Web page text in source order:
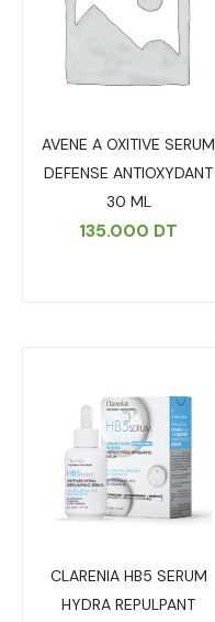
AVENE A OXITIVE SERUM
DEFENSE ANTIOXYDANT
30 ML
135.000 DT
CLARENIA HB5 SERUM
HYDRA REPULPANT